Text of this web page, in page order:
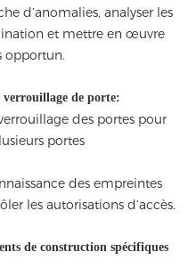
d’anomalies, analyser les
et mettre en œuvre
opportun.
verrouillage de porte:
des portes pour
portes
des empreintes
les autorisations d’accès.
de construction spécifiques